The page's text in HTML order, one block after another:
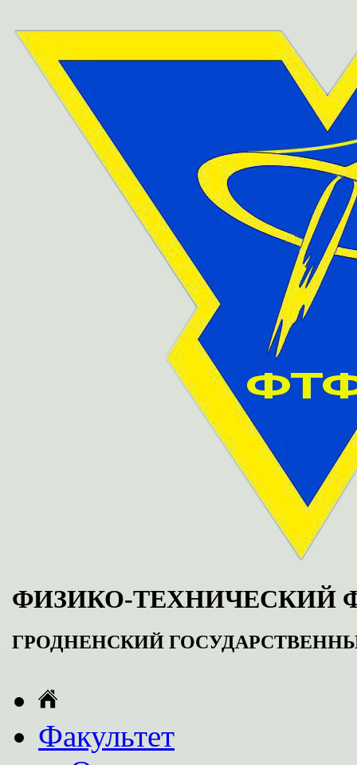
ФИЗИКО-ТЕХНИЧЕСКИЙ
ГРОДНЕНСКИЙ
Факультет